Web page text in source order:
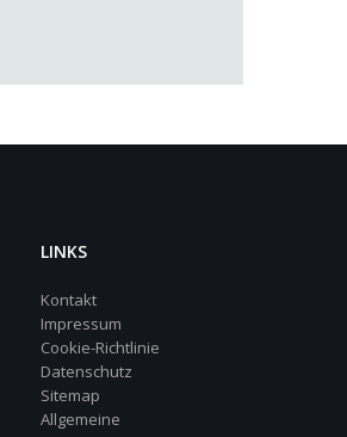
LINKS
Kontakt
Impressum
Cookie-Richtlinie
Datenschutz
Sitemap
Allgemeine